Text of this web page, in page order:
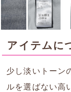
アイテムに
少し淡いトーン
ルを選ばない高